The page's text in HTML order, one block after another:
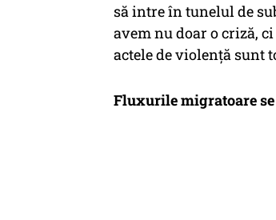
să intre în tunelul de
avem nu doar o criză,
actele de violență sunt
Fluxurile migratoare